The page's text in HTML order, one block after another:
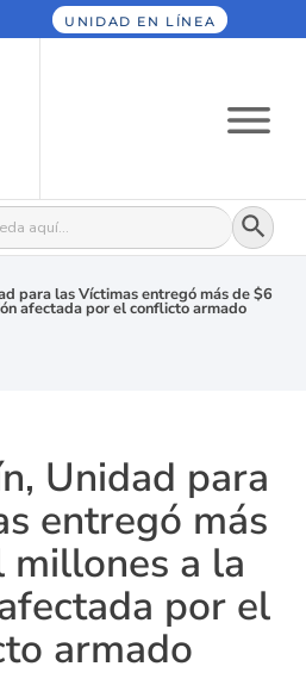
UNIDAD EN LÍNEA
Botón
para las Víctimas entregó más de $6
afectada por el conflicto armado
Unidad para
entregó más
a la
por el
armado